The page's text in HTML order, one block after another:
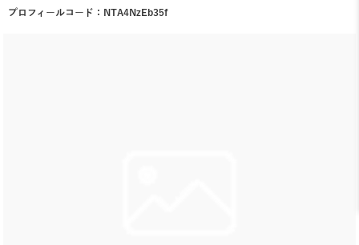
プロフィールコード： NTA4NzEb35f